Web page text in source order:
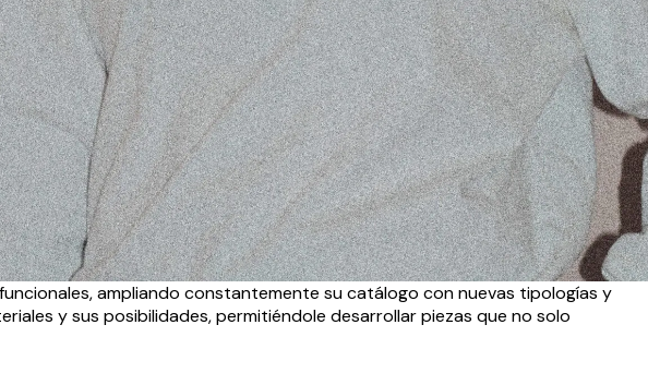
ampliando constantemente su catálogo con nuevas tipologías y
y sus posibilidades, permitiéndole desarrollar piezas que no solo